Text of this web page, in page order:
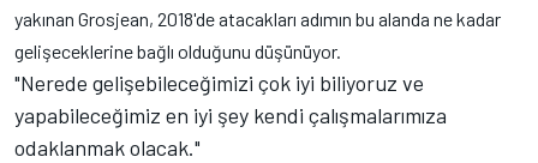
yakınan Grosjean, 2018'de atacakları adımın bu alanda ne kadar
gelişeceklerine bağlı olduğunu düşünüyor.
"Nerede gelişebileceğimizi çok iyi biliyoruz ve
yapabileceğimiz en iyi şey kendi çalışmalarımıza
odaklanmak olacak."